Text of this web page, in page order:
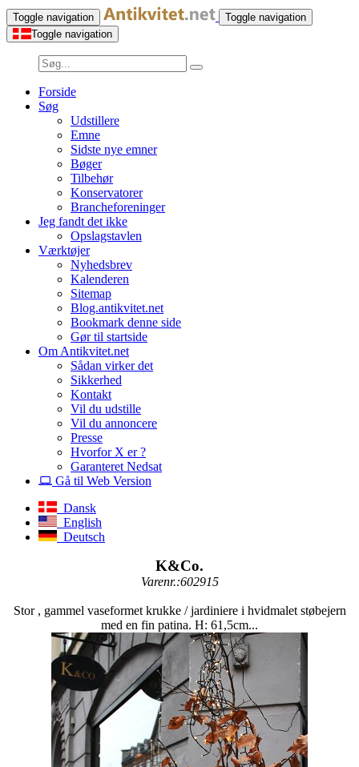
Toggle navigation
Toggle navigation
Toggle navigation
Forside
Søg
Udstillere
Emne
Sidste nye emner
Bøger
Tilbehør
Konservatorer
Brancheforeninger
Jeg fandt det ikke
Opslagstavlen
Værktøjer
Nyhedsbrev
Kalenderen
Sitemap
Blog.antikvitet.net
Bookmark denne side
Gør til startside
Om Antikvitet.net
Sådan virker det
Sikkerhed
Kontakt
Vil du udstille
Vil du annoncere
Presse
Hvorfor X er ?
Garanteret Nedsat
Gå til Web Version
Dansk
English
Deutsch
K&Co.
Varenr.:602915
Stor , gammel vaseformet krukke / jardiniere i hvidmalet støbejern
med en fin patina. H: 61,5cm...